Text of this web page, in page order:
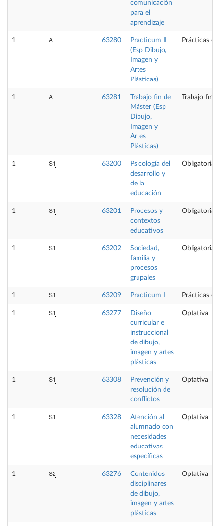
comunicación
para el
aprendizaje
1 A 63280
Practicum II
(Esp Dibujo,
Imagen y
Artes
Plásticas)
Prácticas
1 A 63281
Trabajo fin de
Máster (Esp
Dibujo,
Imagen y
Artes
Plásticas)
Trabajo fin
1 S1 63200
Psicología del
desarrollo y
de la
educación
Obligatoria
1 S1 63201
Procesos y
contextos
educativos
Obligatoria
1 S1 63202
Sociedad,
familia y
procesos
grupales
Obligatoria
1 S1 63209 Practicum I Prácticas
1 S1 63277
Diseño
curricular e
instruccional
de dibujo,
imagen y artes
plásticas
Optativa
1 S1 63308
Prevención y
resolución de
conflictos
Optativa
1 S1 63328
Atención al
alumnado con
necesidades
educativas
específicas
Optativa
1 S2 63276
Contenidos
disciplinares
de dibujo,
imagen y artes
plásticas
Optativa